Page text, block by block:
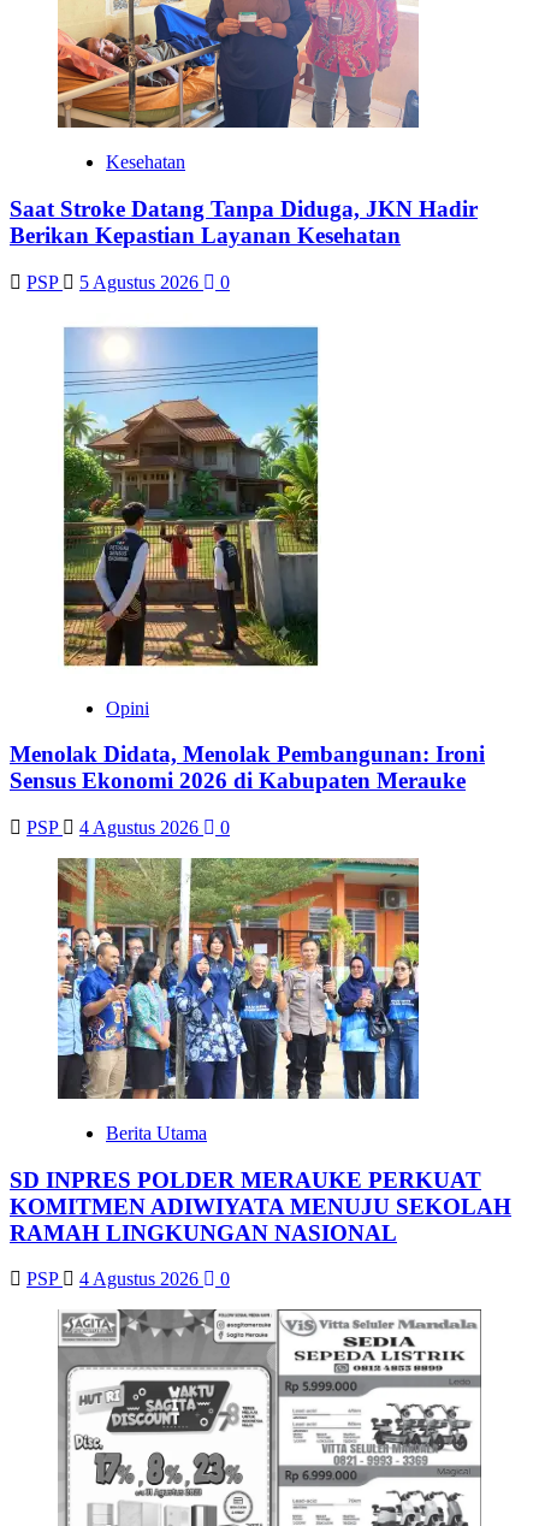
Kesehatan
Saat Stroke Datang Tanpa Diduga, JKN Hadir
Berikan Kepastian Layanan Kesehatan
PSP 5 Agustus 2026 0
Opini
Menolak Didata, Menolak Pembangunan: Ironi
Sensus Ekonomi 2026 di Kabupaten Merauke
PSP 4 Agustus 2026 0
Berita Utama
SD INPRES POLDER MERAUKE PERKUAT
KOMITMEN ADIWIYATA MENUJU SEKOLAH
RAMAH LINGKUNGAN NASIONAL
PSP 4 Agustus 2026 0